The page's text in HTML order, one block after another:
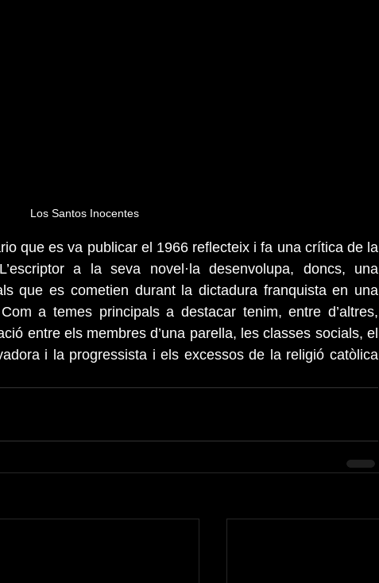
Los Santos Inocentes
que es va publicar el 1966 reflecteix i fa una crítica de la
a la seva novel·la desenvolupa, doncs, una
que es cometien durant la dictadura franquista en una
a temes principals a destacar tenim, entre d’altres,
entre els membres d’una parella, les classes socials, el
i la progressista i els excessos de la religió catòlica